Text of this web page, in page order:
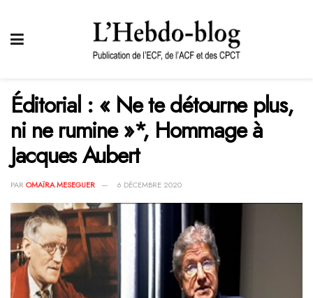
Éditorial : « Ne te détourne plus,
ni ne rumine »*, Hommage à
Jacques Aubert
PAR OMAÏRA MESEGUER 6 DÉCEMBRE 2020